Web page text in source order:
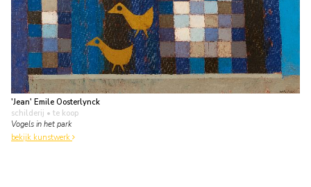
'Jean' Emile Oosterlynck
schilderij • te koop
Vogels in het park
bekijk kunstwerk